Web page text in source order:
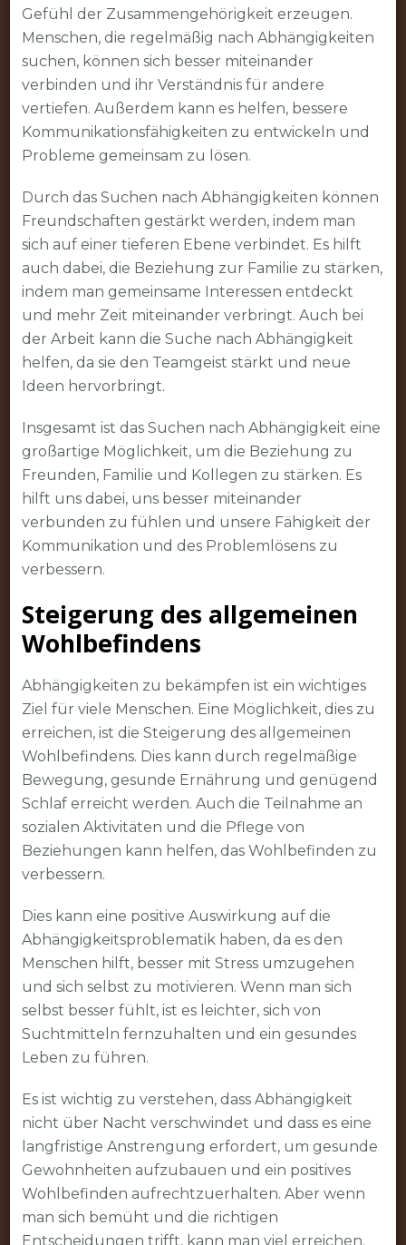
Gefühl der Zusammengehörigkeit erzeugen.
Menschen, die regelmäßig nach Abhängigkeiten
suchen, können sich besser miteinander
verbinden und ihr Verständnis für andere
vertiefen. Außerdem kann es helfen, bessere
Kommunikationsfähigkeiten zu entwickeln und
Probleme gemeinsam zu lösen.
Durch das Suchen nach Abhängigkeiten können
Freundschaften gestärkt werden, indem man
sich auf einer tieferen Ebene verbindet. Es hilft
auch dabei, die Beziehung zur Familie zu stärken,
indem man gemeinsame Interessen entdeckt
und mehr Zeit miteinander verbringt. Auch bei
der Arbeit kann die Suche nach Abhängigkeit
helfen, da sie den Teamgeist stärkt und neue
Ideen hervorbringt.
Insgesamt ist das Suchen nach Abhängigkeit eine
großartige Möglichkeit, um die Beziehung zu
Freunden, Familie und Kollegen zu stärken. Es
hilft uns dabei, uns besser miteinander
verbunden zu fühlen und unsere Fähigkeit der
Kommunikation und des Problemlösens zu
verbessern.
Steigerung des allgemeinen
Wohlbefindens
Abhängigkeiten zu bekämpfen ist ein wichtiges
Ziel für viele Menschen. Eine Möglichkeit, dies zu
erreichen, ist die Steigerung des allgemeinen
Wohlbefindens. Dies kann durch regelmäßige
Bewegung, gesunde Ernährung und genügend
Schlaf erreicht werden. Auch die Teilnahme an
sozialen Aktivitäten und die Pflege von
Beziehungen kann helfen, das Wohlbefinden zu
verbessern.
Dies kann eine positive Auswirkung auf die
Abhängigkeitsproblematik haben, da es den
Menschen hilft, besser mit Stress umzugehen
und sich selbst zu motivieren. Wenn man sich
selbst besser fühlt, ist es leichter, sich von
Suchtmitteln fernzuhalten und ein gesundes
Leben zu führen.
Es ist wichtig zu verstehen, dass Abhängigkeit
nicht über Nacht verschwindet und dass es eine
langfristige Anstrengung erfordert, um gesunde
Gewohnheiten aufzubauen und ein positives
Wohlbefinden aufrechtzuerhalten. Aber wenn
man sich bemüht und die richtigen
Entscheidungen trifft, kann man viel erreichen.